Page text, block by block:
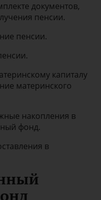
документов,
пенсии.
пенсии.
капиталу
материнского
накопления в
фонд.
в